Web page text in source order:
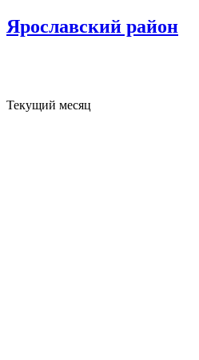
Ярославский район
Текущий месяц